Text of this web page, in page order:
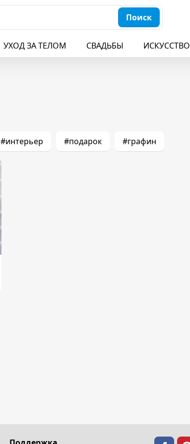
Поиск
УХОД ЗА ТЕЛОМ СВАДЬБЫ ИСКУССТВО
#интерьер #подарок #графин